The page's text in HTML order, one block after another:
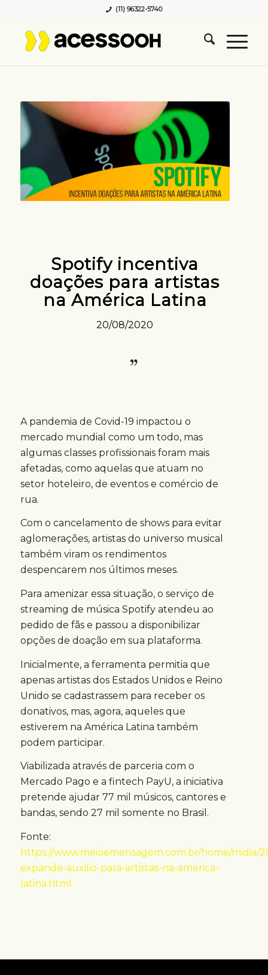
(11) 96322-5740
Spotify incentiva
doações para artistas
na América Latina
20/08/2020
A pandemia de Covid-19 impactou o
mercado mundial como um todo, mas
algumas classes profissionais foram mais
afetadas, como aquelas que atuam no
setor hoteleiro, de eventos e comércio de
rua.
Com o cancelamento de shows para evitar
aglomerações, artistas do universo musical
também viram os rendimentos
despencarem nos últimos meses.
Para amenizar essa situação, o serviço de
streaming de música Spotify atendeu ao
pedido de fãs e passou a disponibilizar
opções de doação em sua plataforma.
Inicialmente, a ferramenta permitia que
apenas artistas dos Estados Unidos e Reino
Unido se cadastrassem para receber os
donativos, mas, agora, aqueles que
estiverem na América Latina também
podem participar.
Viabilizada através de parceria com o
Mercado Pago e a fintech PayU, a iniciativa
pretende ajudar 77 mil músicos, cantores e
bandas, sendo 27 mil somente no Brasil.
Fonte:
https://www.meioemensagem.com.br/home/midia/
expande-auxilio-para-artistas-na-america-
latina.html